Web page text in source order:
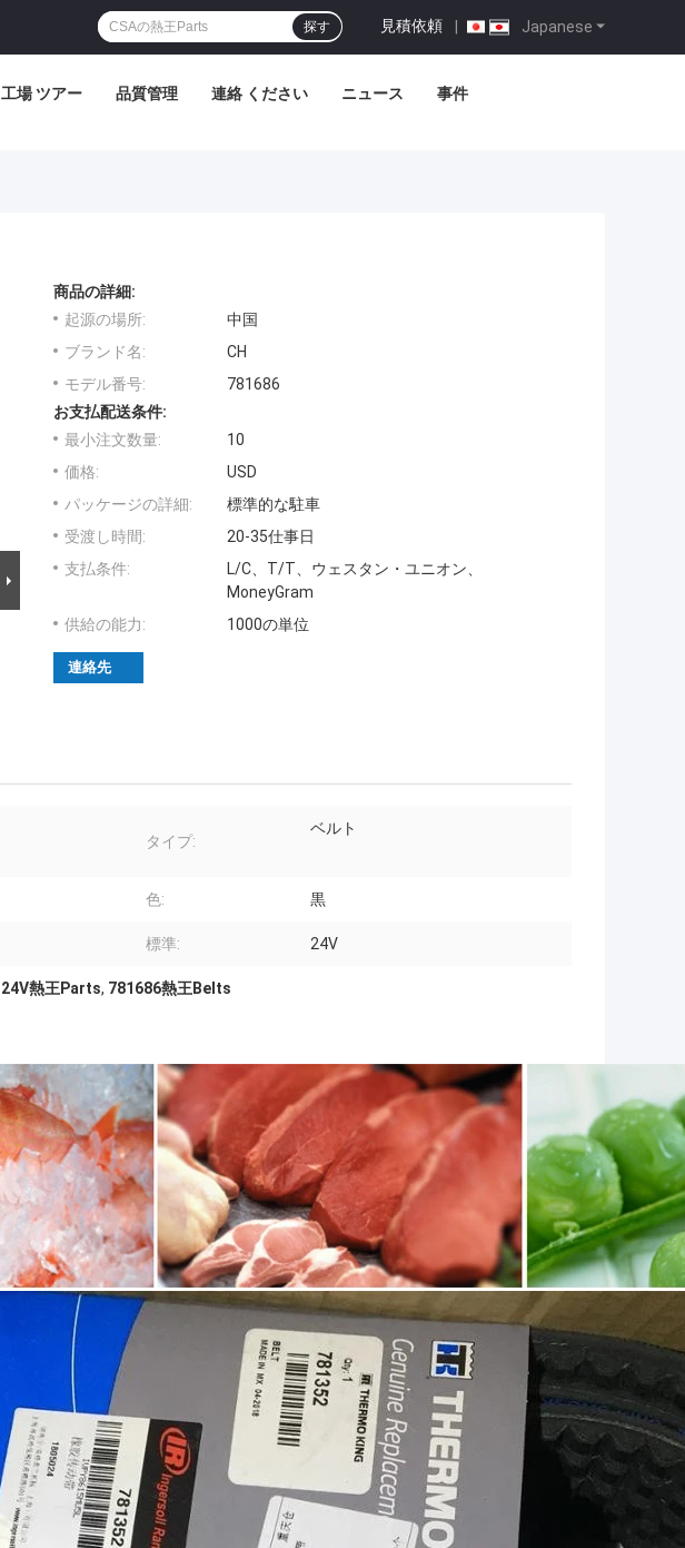
Japanese
見積依頼 |
探す
工場 ツアー 品質管理 連絡 ください ニュース 事件
商品の詳細:
起源の場所:
中国
ブランド名:
CH
モデル番号:
781686
お支払配送条件:
最小注文数量:
10
価格:
USD
パッケージの詳細:
標準的な駐車
受渡し時間:
20-35仕事日
支払条件:
L/C、T/T、ウェスタン・ユニオン、
MoneyGram
供給の能力:
1000の単位
連絡先
タイプ:
ベルト
色: 黒
標準: 24V
24V熱王Parts, 781686熱王Belts